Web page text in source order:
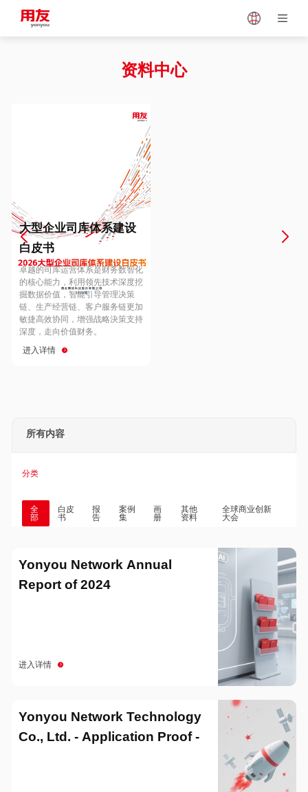
Vietnam
Europe
Hungary
Hong Kong
资料中心
大型企业司库体系建设
白皮书
卓越的司库运营体系是财务数智化
的核心能力，利用领先技术深度挖
掘数据价值，智能引导管理决策
链、生产经营链、客户服务链更加
敏捷高效协同，增强战略決策支持
深度，走向价值财务。
进入详情
所有内容
分类
全
部
白皮
书
报
告
案例
集
画
册
其他
资料
全球商业创新
大会
Yonyou Network Annual
Report of 2024
进入详情
Yonyou Network Technology
Co., Ltd. - Application Proof -